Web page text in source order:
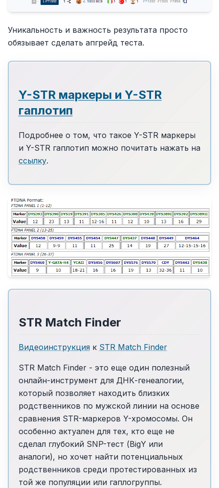
Уникальность и важность результата просто
обязывает сделать апгрейд теста.
Y-STR маркеры и Y-STR
гаплотип
Подробнее о том, что такое Y-STR маркеры
и Y-STR гаплотип можно почитать нажать на
ссылку.
STR Match Finder
Видеоинструкцияк STR Match Finder
STR Match Finder - это еще один полезный
онлайн-инструмент для ДНК-генеалогии,
который позволяет находить близких
родственников по мужской линии на основе
сравнения STR-маркеров Y-хромосомы. Он
особенно актуален для тех, кто еще не
сделал глубокий SNP-тест (BigY или
аналоги), но хочет найти потенциальных
родственников среди протестированных из
той же популяции или гаплогруппы.